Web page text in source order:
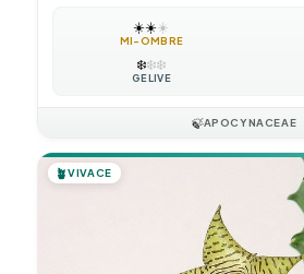
☀️☀️☀️
MI-OMBRE
❄️❄️❄️
GÉLIVE
🍃APOCYNACEAE
🪴VIVACE